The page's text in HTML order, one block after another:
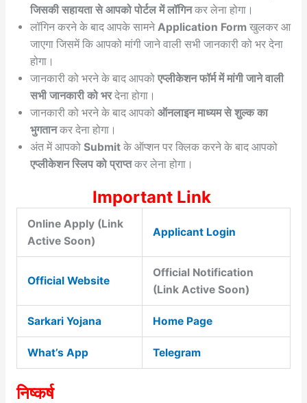
जिसकी सहायता से आपको पोर्टल में लॉगिनकर लेना होगा।
लॉगिन करने के बाद आपके सामने Application Formखुलकर आ
जाएगा जिसमें कि आपको मांगी जाने वाली सभी जानकारी को भर देना
होगा।
जानकारी को भरने के बाद आपको एप्लीकेशन फॉर्म में मांगी जाने वाली
सभी जानकारी को भरदेना होगा।
जानकारी को भरने के बाद आपको ऑनलाइन माध्यम से शुल्क का
भुगतानकर देना होगा।
अंत में आपको Submitके ऑप्शन पर क्लिक करने के बाद आपको
एप्लीकेशन स्लिप को प्राप्तकर लेना होगा।
Important Link
Online Apply (Link
Active Soon)
Applicant Login
Official Website
Official Notification
(Link Active Soon)
Sarkari Yojana Home Page
What’s App Telegram
निष्कर्ष